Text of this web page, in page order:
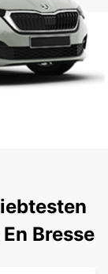
Bresse